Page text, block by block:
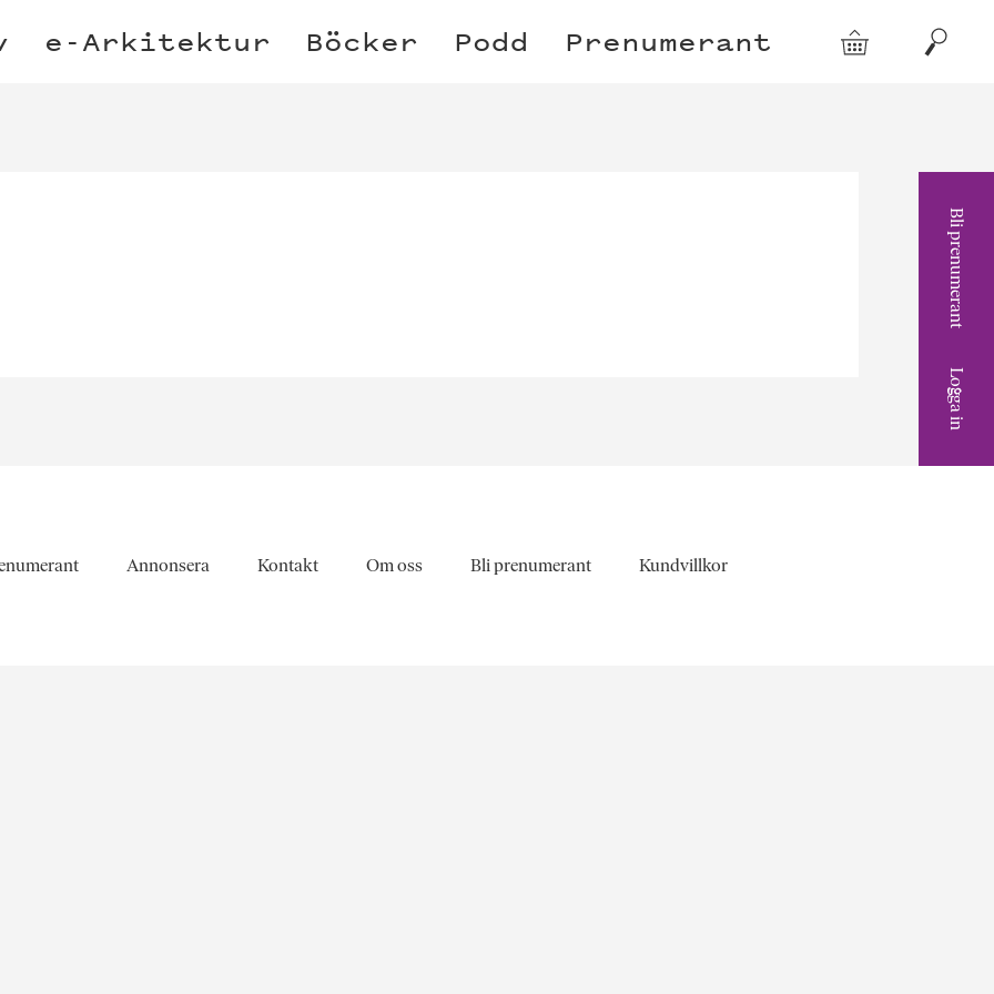
e-Arkitektur Böcker Podd Prenumerant Varukorg Sök
Bli prenumerant
Logga in
Annonsera Kontakt Om oss Bli prenumerant Kundvillkor